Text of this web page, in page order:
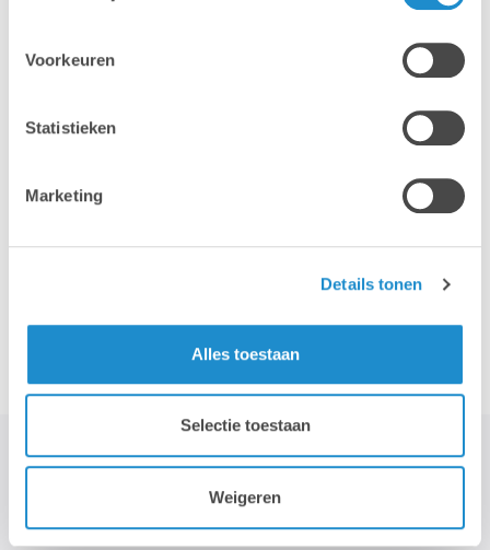
Voorkeuren
Statistieken
Marketing
Details tonen
Alles toestaan
Selectie toestaan
Weigeren
iPhone
Accessoires
STAY TUNED!